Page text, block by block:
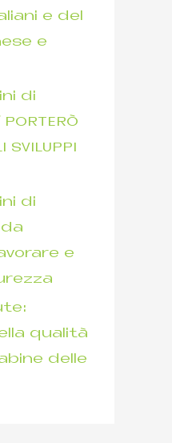
e del
e
di
SVILUPPI
di
da
e
qualità
delle